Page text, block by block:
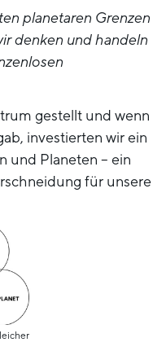
planetaren Grenzen
denken und handeln
gestellt und wenn
investierten wir ein
und Planeten – ein
für unsere